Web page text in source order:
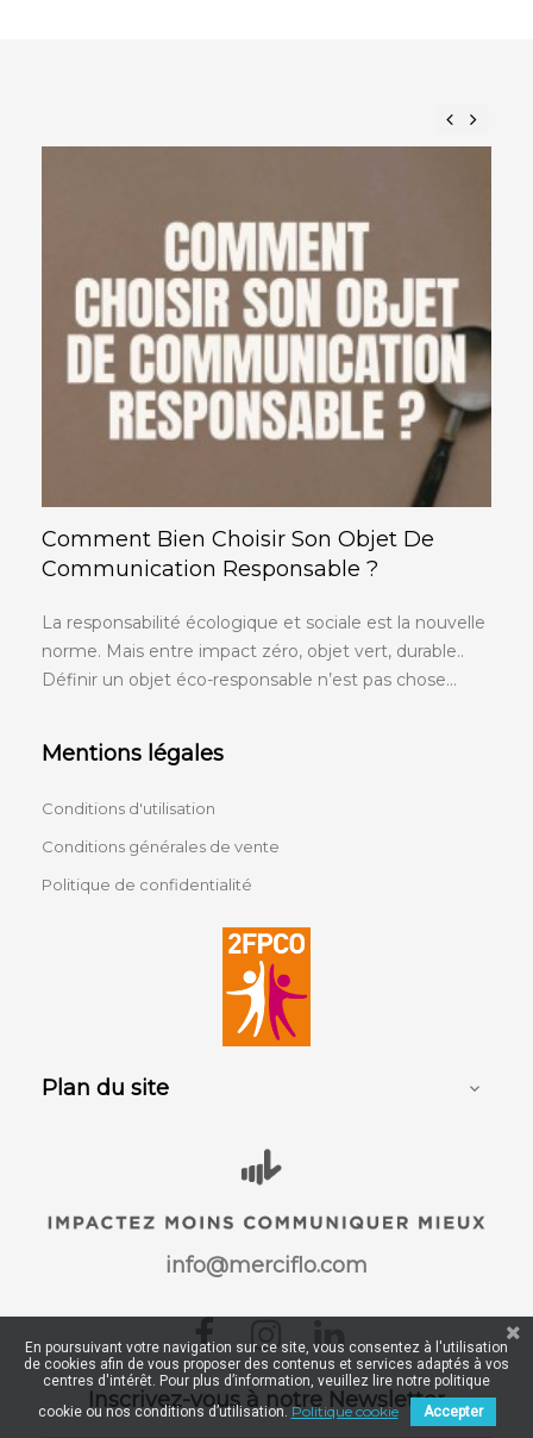
Previous
Comment Bien Choisir Son Objet De
Communication Responsable ?
La responsabilité écologique et sociale est la nouvelle
norme. Mais entre impact zéro, objet vert, durable..
Définir un objet éco-responsable n’est pas chose...
Mentions légales
Conditions d'utilisation
Conditions générales de vente
Politique de confidentialité
Plan du site 
info@merciflo.com
Inscrivez-vous à notre Newsletter
En poursuivant votre navigation sur ce site, vous consentez à l'utilisation
de cookies afin de vous proposer des contenus et services adaptés à vos
centres d'intérêt. Pour plus d’information, veuillez lire notre politique
cookie ou nos conditions d’utilisation. Politique cookie Accepter